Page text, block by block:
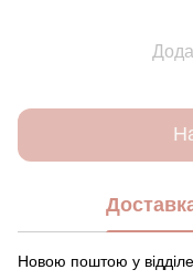
Новою поштою у